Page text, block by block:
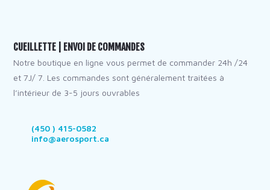
CUEILLETTE | ENVOI DE COMMANDES
Notre boutique en ligne vous permet de commander 24h /24
et 7J/ 7. Les commandes sont généralement traitées à
l’intérieur de 3-5 jours ouvrables
(450 ) 415-0582
info@aerosport.ca